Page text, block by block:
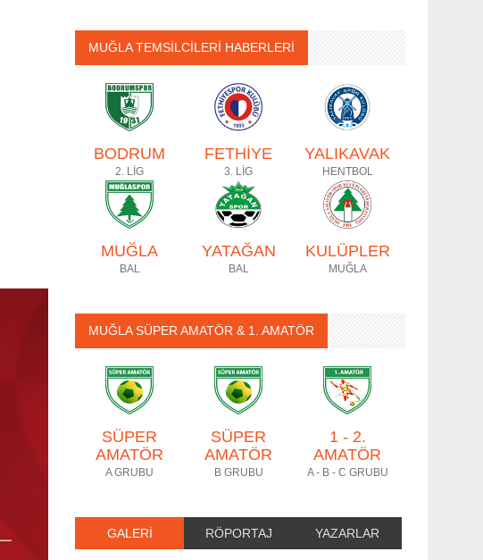
MUĞLA TEMSİLCİLERİ HABERLERİ
BODRUM
2. LİG
FETHİYE
3. LİG
YALIKAVAK
HENTBOL
MUĞLA
BAL
YATAĞAN
BAL
KULÜPLER
MUĞLA
MUĞLA SÜPER AMATÖR & 1. AMATÖR
SÜPER
AMATÖR
A GRUBU
SÜPER
AMATÖR
B GRUBU
1 - 2.
AMATÖR
A - B - C GRUBU
GALERİ RÖPORTAJ YAZARLAR